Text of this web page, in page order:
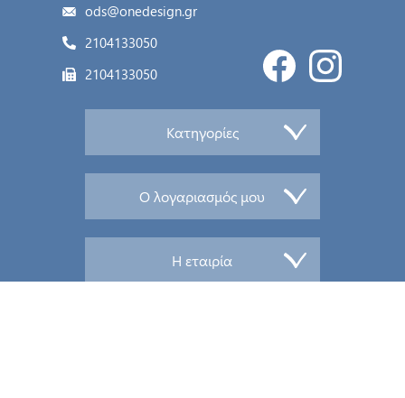
ods@onedesign.gr
2104133050
2104133050
Κατηγορίες
Ο λογαριασμός μου
Η εταιρία